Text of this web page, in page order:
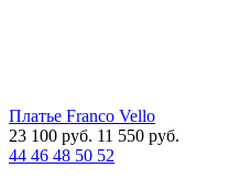
Платье Franco Vello
23 100 руб. 11 550 руб.
44 46 48 50 52